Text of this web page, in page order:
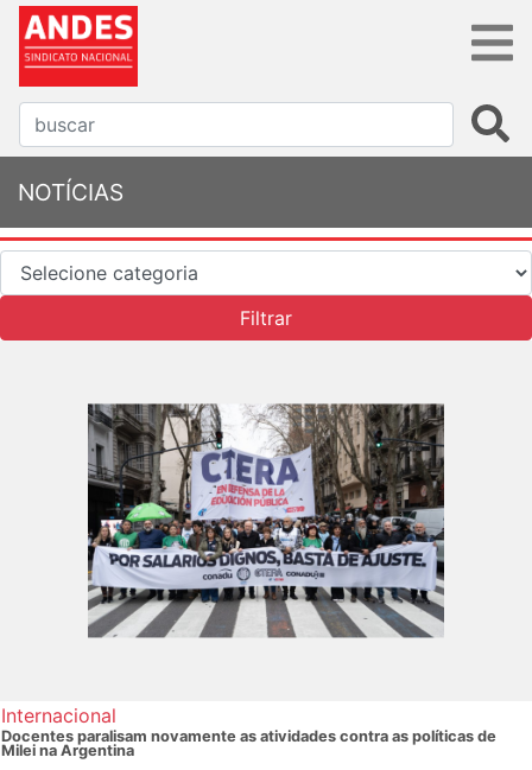
NOTÍCIAS
Internacional
Docentes paralisam novamente as atividades contra as políticas de
Milei na Argentina